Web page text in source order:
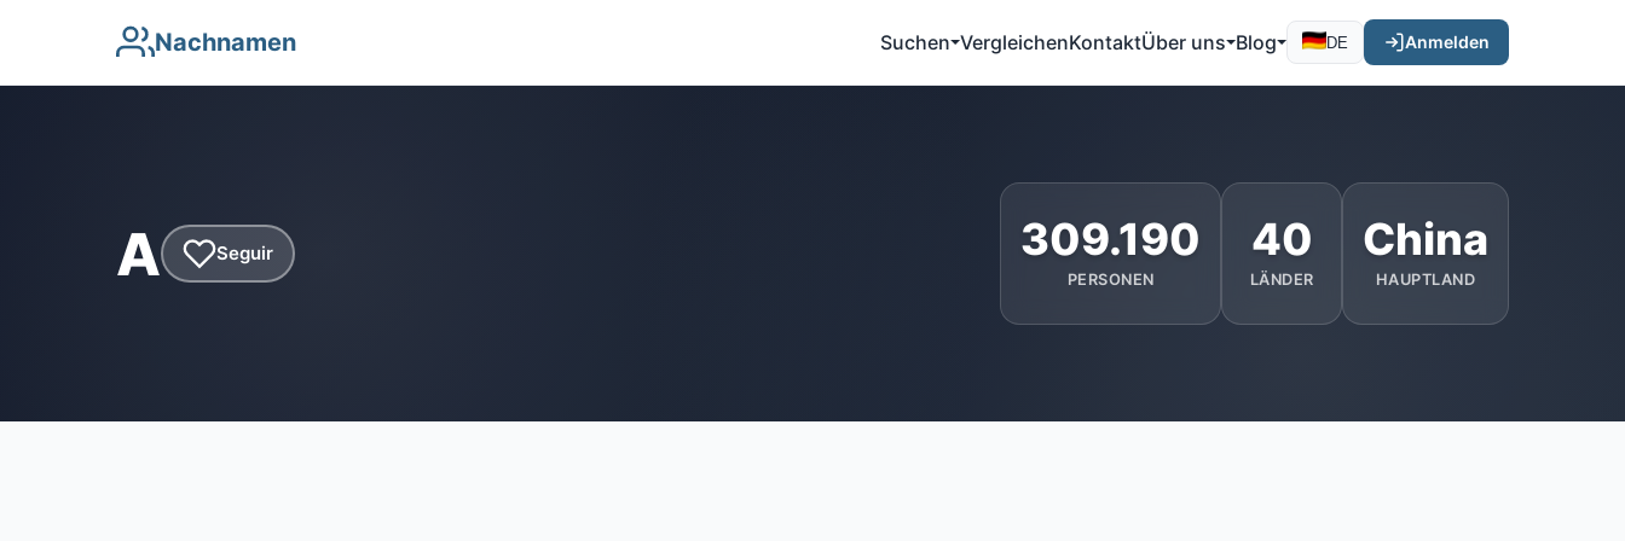
Nachnamen Suchen VergleichenKontaktÜber uns Blog DE Anmelden
A Seguir 309.190
PERSONEN
40
LÄNDER
China
HAUPTLAND